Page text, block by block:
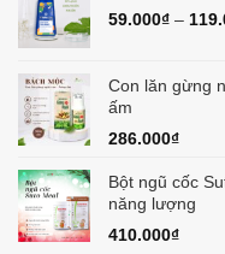
59.000₫ –
Con lăn gừng
ấm
286.000₫
Bột ngũ cốc
năng lượng
410.000₫